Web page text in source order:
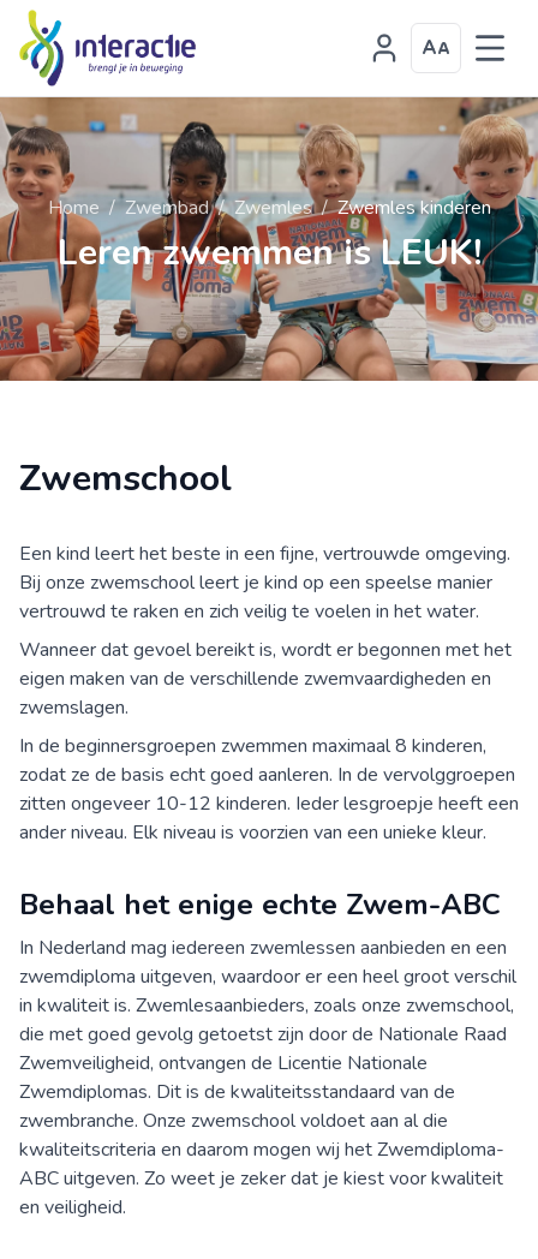
Home / Zwembad / Zwemles / Zwemles kinderen
Leren zwemmen is LEUK!
Zwemschool
Een kind leert het beste in een fijne, vertrouwde omgeving.
Bij onze zwemschool leert je kind op een speelse manier
vertrouwd te raken en zich veilig te voelen in het water.
Wanneer dat gevoel bereikt is, wordt er begonnen met het
eigen maken van de verschillende zwemvaardigheden en
zwemslagen.
In de beginnersgroepen zwemmen maximaal 8 kinderen,
zodat ze de basis echt goed aanleren. In de vervolggroepen
zitten ongeveer 10-12 kinderen. Ieder lesgroepje heeft een
ander niveau. Elk niveau is voorzien van een unieke kleur.
Behaal het enige echte Zwem-ABC
In Nederland mag iedereen zwemlessen aanbieden en een
zwemdiploma uitgeven, waardoor er een heel groot verschil
in kwaliteit is. Zwemlesaanbieders, zoals onze zwemschool,
die met goed gevolg getoetst zijn door de Nationale Raad
Zwemveiligheid, ontvangen de Licentie Nationale
Zwemdiplomas. Dit is de kwaliteitsstandaard van de
zwembranche. Onze zwemschool voldoet aan al die
kwaliteitscriteria en daarom mogen wij het Zwemdiploma-
ABC uitgeven. Zo weet je zeker dat je kiest voor kwaliteit
en veiligheid.